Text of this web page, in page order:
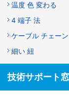
温度 色 変わる
4 端子 法
ケーブル チェーン
細い 紐
技術サポート